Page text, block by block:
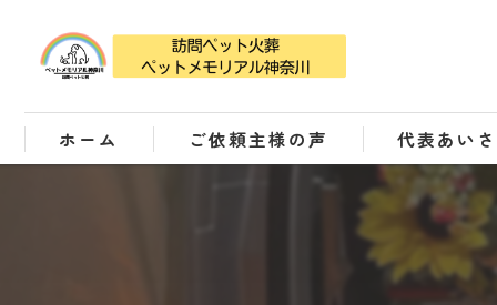
ホーム ご依頼主様の声 代表あい